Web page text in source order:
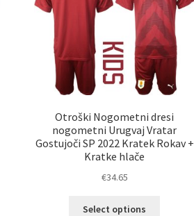
izberete
na
strani
izdelka
Otroški Nogometni dresi
nogometni Urugvaj Vratar
Gostujoči SP 2022 Kratek Rokav +
Kratke hlače
€34.65
Select options